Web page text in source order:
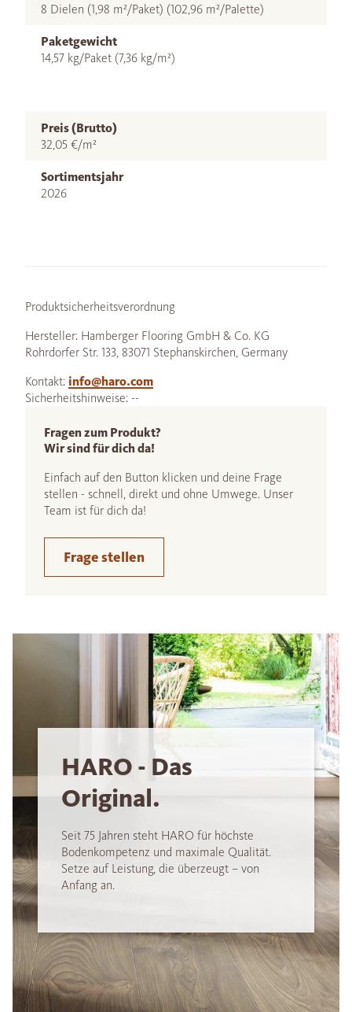
8 Dielen (1,98 m²/Paket) (102,96 m²/Palette)
Paketgewicht
14,57 kg/Paket (7,36 kg/m²)
Preis (Brutto)
32,05 €/m²
Sortimentsjahr
2026
Produktsicherheitsverordnung
Hersteller: Hamberger Flooring GmbH & Co. KG
Rohrdorfer Str. 133, 83071 Stephanskirchen, Germany
Kontakt: info@haro.com
Sicherheitshinweise: --
Fragen zum Produkt?
Wir sind für dich da!
Einfach auf den Button klicken und deine Frage
stellen - schnell, direkt und ohne Umwege. Unser
Team ist für dich da!
Frage stellen
HARO - Das
Original.
Seit 75 Jahren steht HARO für höchste
Bodenkompetenz und maximale Qualität.
Setze auf Leistung, die überzeugt – von
Anfang an.